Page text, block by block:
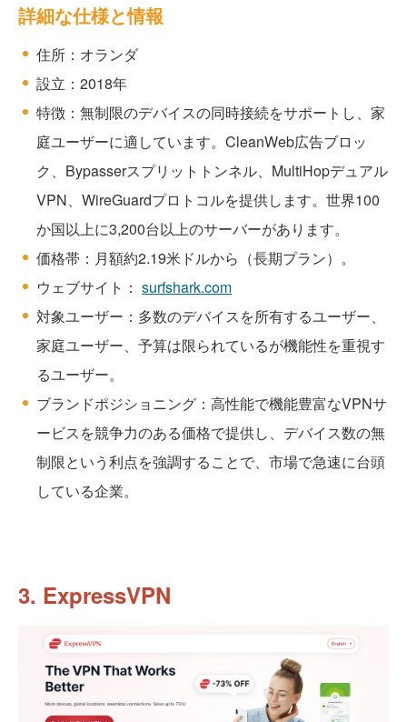
詳細な仕様と情報
住所：オランダ
設立：2018年
特徴：無制限のデバイスの同時接続をサポートし、家
庭ユーザーに適しています。CleanWeb広告ブロッ
ク、Bypasserスプリットトンネル、MultiHopデュアル
VPN、WireGuardプロトコルを提供します。世界100
か国以上に3,200台以上のサーバーがあります。
価格帯：月額約2.19米ドルから（長期プラン）。
ウェブサイト： surfshark.com
対象ユーザー：多数のデバイスを所有するユーザー、
家庭ユーザー、予算は限られているが機能性を重視す
るユーザー。
ブランドポジショニング：高性能で機能豊富なVPNサ
ービスを競争力のある価格で提供し、デバイス数の無
制限という利点を強調することで、市場で急速に台頭
している企業。
3. ExpressVPN